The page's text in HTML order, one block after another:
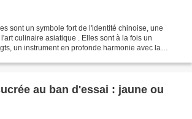
sont un symbole fort de l'identité chinoise, une
culinaire asiatique . Elles sont à la fois un
un instrument en profonde harmonie avec la
au ban d'essai : jaune ou